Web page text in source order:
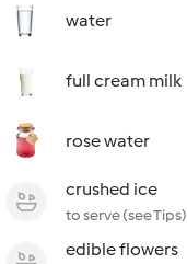
water
full cream milk
rose water
crushed ice
to serve (see Tips)
edible flowers